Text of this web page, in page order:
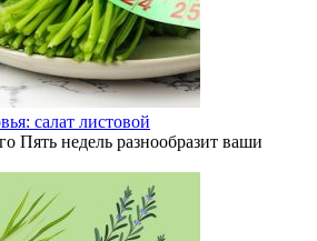
салат листовой
Пять недель разнообразит ваши